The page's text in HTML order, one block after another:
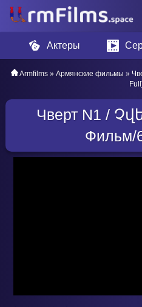
Актеры
Armfilms » Армянские фильмы »
Full]
Чверт N1 /
Фильм/